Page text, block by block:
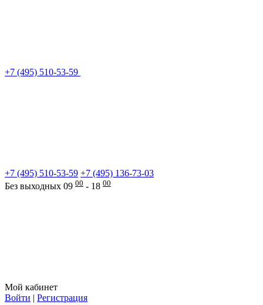
+7 (495) 510-53-59
+7 (495) 510-53-59 +7 (495) 136-73-03
Без выходных 09 00 - 18 00
Мой кабинет
Войти | Регистрация